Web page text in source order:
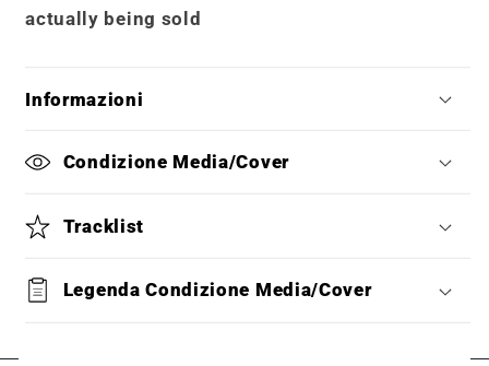
actually being sold
Informazioni
Condizione Media/Cover
Tracklist
Legenda Condizione Media/Cover